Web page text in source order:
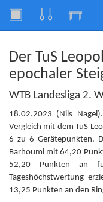
Der TuS
epochaler
WTB Landesliga 2.
18.02.2023 (Nils
Vergleich mit dem TuS
6 zu 6 Gerätepunkten.
Barhoumi mit 64,20
52,20 Punkten an
Tageshöchstwertung
13,25 Punkten an den